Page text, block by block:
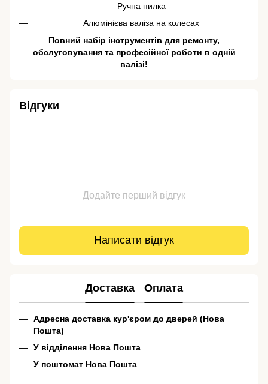
Ручна пилка
Алюмінієва валіза на колесах
Повний набір інструментів для ремонту,
обслуговування та професійної роботи в одній
валізі!
Відгуки
Додайте перший відгук
Написати відгук
Доставка Оплата
Адресна доставка кур'єром до дверей (Нова
Пошта)
У відділення Нова Пошта
У поштомат Нова Пошта